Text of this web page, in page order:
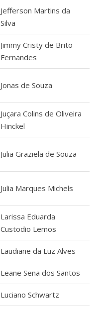
Jefferson Martins da
Silva
Jimmy Cristy de Brito
Fernandes
Jonas de Souza
Juçara Colins de Oliveira
Hinckel
Julia Graziela de Souza
Julia Marques Michels
Larissa Eduarda
Custodio Lemos
Laudiane da Luz Alves
Leane Sena dos Santos
Luciano Schwartz